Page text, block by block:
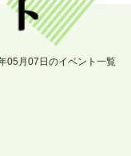
05月07日のイベント一覧